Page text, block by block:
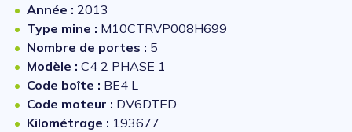
Année : 2013
Type mine : M10CTRVP008H699
Nombre de portes : 5
Modèle : C4 2 PHASE 1
Code boîte : BE4 L
Code moteur : DV6DTED
Kilométrage : 193677